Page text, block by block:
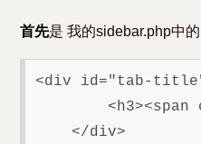
首先是 我的sidebar.php中
<div id="tab-
<h3><span
    </div>